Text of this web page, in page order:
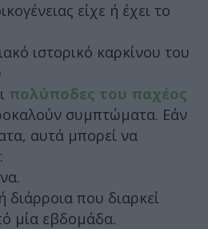
είχε ή έχει το
ιστορικό καρκίνου του
πολύποδες του παχέος
συμπτώματα. Εάν
αυτά μπορεί να
διάρροια που διαρκεί
μία εβδομάδα.